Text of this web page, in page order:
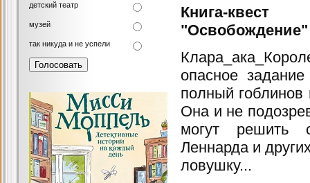
Книга-
опасное
полный гоблинов
Она и не
могут решить
Леннарда и
ловушку...
детский театр
музей
так никуда и не успели